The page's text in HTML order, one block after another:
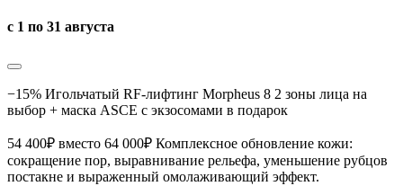
с 1 по 31 августа
−15% Игольчатый RF-лифтинг Morpheus 8 2 зоны лица на
выбор + маска ASCE с экзосомами в подарок
54 400₽ вместо 64 000₽ Комплексное обновление кожи:
сокращение пор, выравнивание рельефа, уменьшение рубцов
постакне и выраженный омолаживающий эффект.